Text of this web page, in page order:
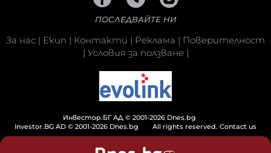
ПОСЛЕДВАЙТЕ НИ
За нас | Екип | Контакти | Реклама | Поверителност
| Условия за ползване|
Инвестор.БГ АД © 2001-2026 Dnes.bg
Investor.BG AD © 2001-2026 Dnes.bg
All rights reserved. Contact us